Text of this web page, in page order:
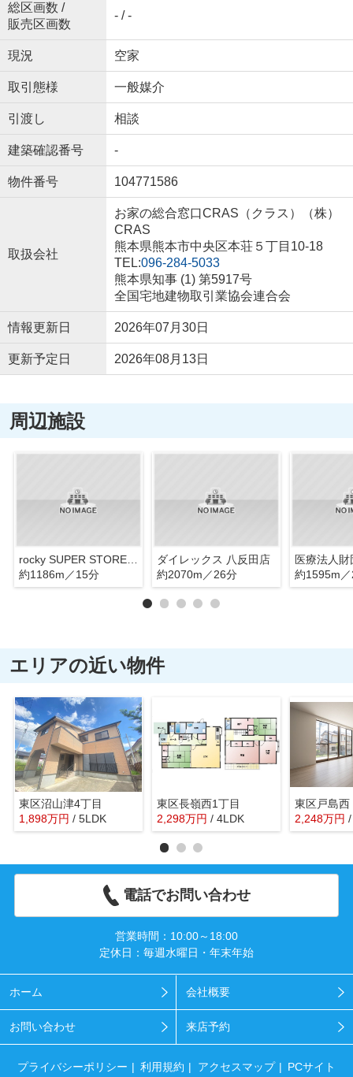
総区画数 /
販売区画数
- / -
現況 空家
取引態様 一般媒介
引渡し 相談
建築確認番号 -
物件番号 104771586
取扱会社
お家の総合窓口CRAS（クラス）（株）
CRAS
熊本県熊本市中央区本荘５丁目10-18
TEL:096-284-5033
熊本県知事 (1) 第5917号
全国宅地建物取引業協会連合会
情報更新日 2026年07月30日
更新予定日 2026年08月13日
周辺施設
rocky SUPER STORE(ロッキー スーパー ストア) 御領店
約1186m／15分
ダイレックス 八反田店
約2070m／26分
約1595m
エリアの近い物件
東区沼山津4丁目
1,898万円 / 5LDK
東区長嶺西1丁目
2,298万円 / 4LDK
東区戸島西
2,248万円
電話でお問い合わせ
営業時間：10:00～18:00
定休日：毎週水曜日・年末年始
ホーム 会社概要
お問い合わせ 来店予約
プライバシーポリシー 利用規約 アクセスマップ PCサイト